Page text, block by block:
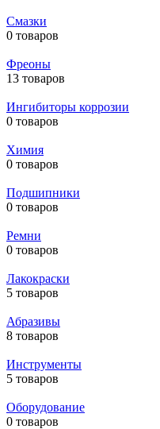
Смазки
0 товаров
Фреоны
13 товаров
Ингибиторы коррозии
0 товаров
Химия
0 товаров
Подшипники
0 товаров
Ремни
0 товаров
Лакокраски
5 товаров
Абразивы
8 товаров
Инструменты
5 товаров
Оборудование
0 товаров